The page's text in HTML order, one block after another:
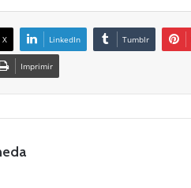
X LinkedIn Tumblr
Imprimir